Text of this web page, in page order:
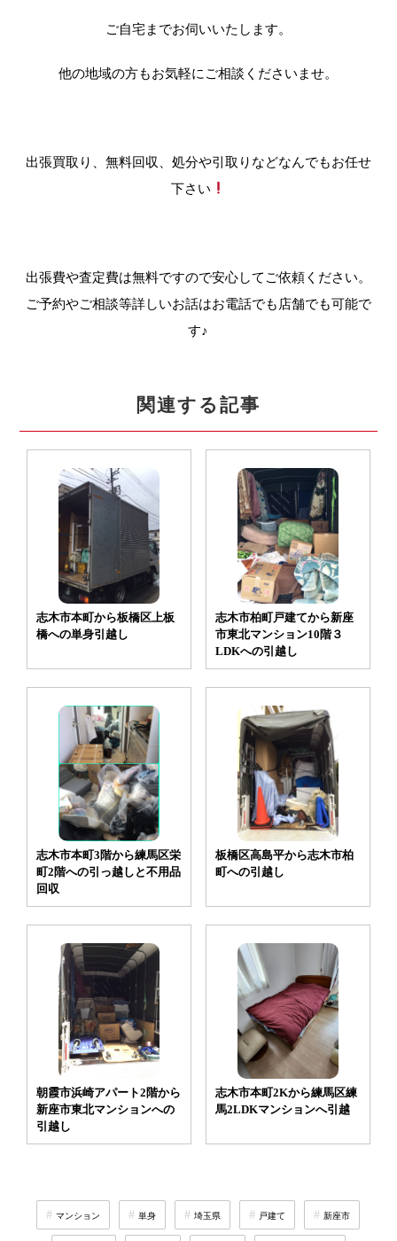
ご自宅までお伺いいたします。
他の地域の方もお気軽にご相談くださいませ。
出張買取り、無料回収、処分や引取りなどなんでもお任せ
下さい
出張費や査定費は無料ですので安心してご依頼ください。
ご予約やご相談等詳しいお話はお電話でも店舗でも可能で
す♪
関連する記事
志木市本町から板橋区上板
橋への単身引越し
志木市柏町戸建てから新座
市東北マンション10階３
LDKへの引越し
志木市本町3階から練馬区栄
町2階への引っ越しと不用品
回収
板橋区高島平から志木市柏
町への引越し
朝霞市浜崎アパート2階から
新座市東北マンションへの
引越し
志木市本町2Kから練馬区練
馬2LDKマンションへ引越
マンション 単身 埼玉県 戸建て 新座市